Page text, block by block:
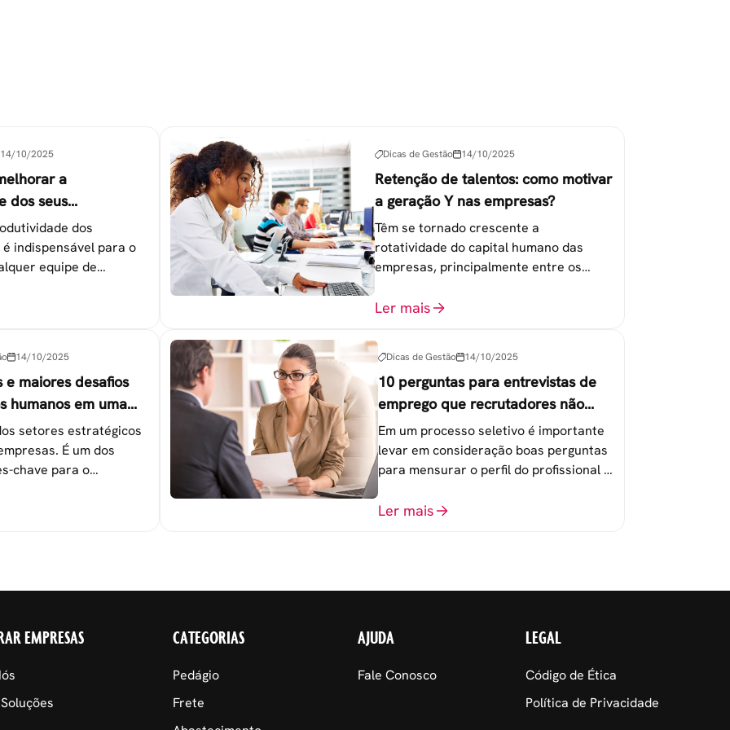
14/10/2025
a
dos seus
dos
indispensável para o
equipe de
Dicas de Gestão 14/10/2025
Retenção de talentos: como motivar
a geração Y nas empresas?
Têm se tornado crescente a
rotatividade do capital humano das
empresas, principalmente entre os
chamada Geração Y.
Ler mais
14/10/2025
e maiores desafios
humanos em uma
setores estratégicos
É um dos
chave para o
metas
Dicas de Gestão 14/10/2025
10 perguntas para entrevistas de
emprego que recrutadores não
devem fazer
Em um processo seletivo é importante
levar em consideração boas perguntas
para mensurar o perfil do profissional e
Ler mais
EMPRESAS CATEGORIAS
Pedágio
Frete
AJUDA
Fale Conosco
LEGAL
Código de Ética
Política de Privacidade